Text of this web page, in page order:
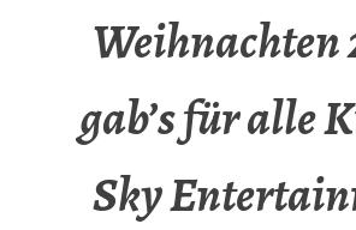
Weihnachten
gab’s für alle
Sky